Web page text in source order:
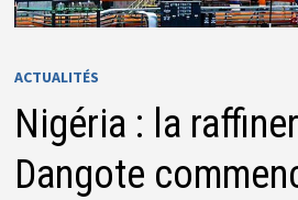
ACTUALITÉS
Nigéria : la
Dangote